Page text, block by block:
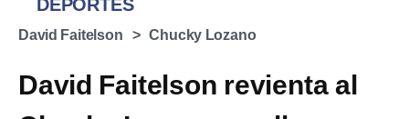
DEPORTES
David Faitelson Chucky Lozano
David Faitelson revienta al